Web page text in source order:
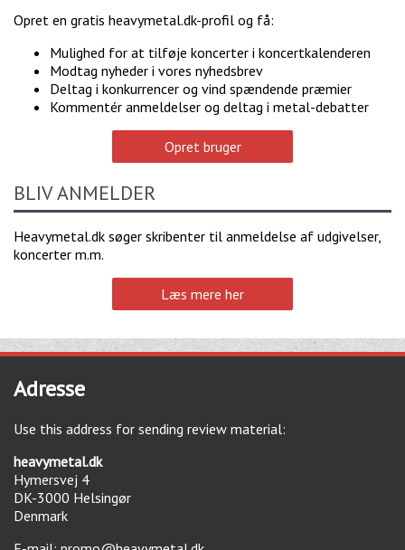
Opret en gratis heavymetal.dk-profil og få:
Mulighed for at tilføje koncerter i koncertkalenderen
Modtag nyheder i vores nyhedsbrev
Deltag i konkurrencer og vind spændende præmier
Kommentér anmeldelser og deltag i metal-debatter
Opret bruger
BLIV ANMELDER
Heavymetal.dk søger skribenter til anmeldelse af udgivelser,
koncerter m.m.
Læs mere her
Adresse
Use this address for sending review material:
heavymetal.dk
Hymersvej 4
DK-3000 Helsingør
Denmark